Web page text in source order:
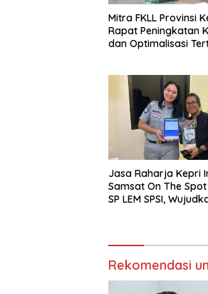
Mitra FKLL Provinsi
Rapat Peningkatan
dan Optimalisasi
Jasa Raharja Kepri
Samsat On The
SP LEM SPSI,
Rekomendasi